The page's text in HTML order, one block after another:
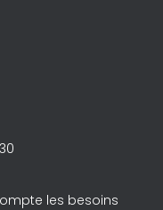
les besoins